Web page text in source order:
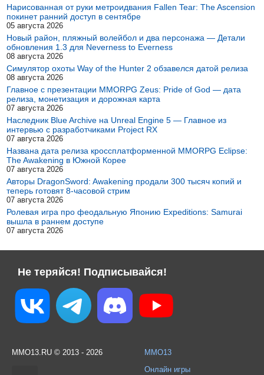
Нарисованная от руки метроидвания Fallen Tear: The Ascension
покинет ранний доступ в сентябре
05 августа 2026
Новый район, пляжный волейбол и два персонажа — Детали
обновления 1.3 для Neverness to Everness
08 августа 2026
Симулятор охоты Way of the Hunter 2 обзавелся датой релиза
08 августа 2026
Главное с презентации MMORPG Zeus: Pride of God — дата
релиза, монетизация и дорожная карта
07 августа 2026
Наследник Blue Archive на Unreal Engine 5 — Главное из
интервью с разработчиками Project RX
07 августа 2026
Названа дата релиза кроссплатформенной MMORPG Eclipse:
The Awakening в Южной Корее
07 августа 2026
Авторы DragonSword: Awakening продали 300 тысяч копий и
теперь готовят 8-часовой стрим
07 августа 2026
Ролевая игра про феодальную Японию Expeditions: Samurai
вышла в раннем доступе
07 августа 2026
Не теряйся! Подписывайся!
MMO13.RU © 2013 - 2026
MMO13
Онлайн игры